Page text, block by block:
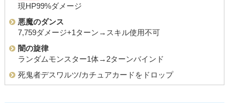
現HP99%ダメージ
悪魔のダンス
7,759ダメージ+1ターン→スキル使用不可
闇の旋律
ランダムモンスター1体→2ターンバインド
死鬼者デスワルツ/カチュアカードをドロップ